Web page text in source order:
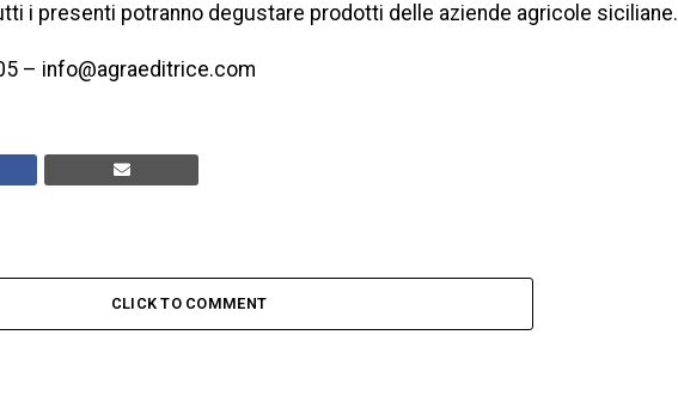
i presenti potranno degustare prodotti delle aziende agricole siciliane.
– info@agraeditrice.com
CLICK TO COMMENT